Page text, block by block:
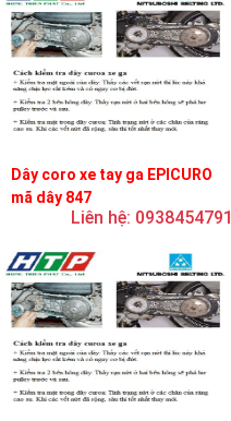
Dây coro xe tay ga EPICURO
mã dây 847
Liên hệ: 0938454791